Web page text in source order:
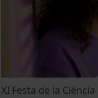
XI Festa de la Ciència